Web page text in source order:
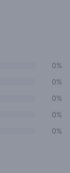
0%
0%
0%
0%
0%